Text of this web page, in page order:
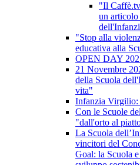
"Il
un
"Stop alla
educativa alla
OPEN DAY
21 Novembre
della Scuola
vita"
Infanzia Virgilio:
Con le Scuole
"dall'orto al
La Scuola
vincitori del
Goal: la Scuola